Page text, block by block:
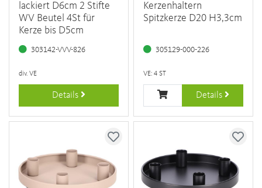
lackiert D6cm 2 Stifte
WV Beutel 4St für
Kerze bis D5cm
303142-VVV-826
div. VE
Details
Kerzenhaltern
Spitzkerze D20 H3,3cm
305129-000-226
VE: 4 ST
Details